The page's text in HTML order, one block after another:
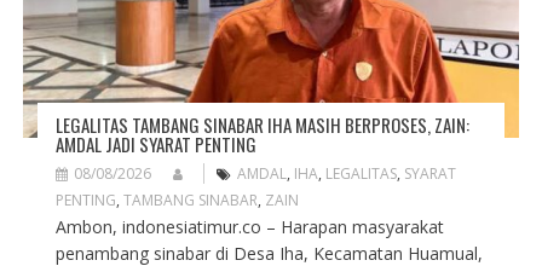
LEGALITAS TAMBANG SINABAR IHA MASIH BERPROSES, ZAIN:
AMDAL JADI SYARAT PENTING
08/08/2026 AMDAL, IHA, LEGALITAS, SYARAT
PENTING, TAMBANG SINABAR, ZAIN
Ambon, indonesiatimur.co – Harapan masyarakat
penambang sinabar di Desa Iha, Kecamatan Huamual,